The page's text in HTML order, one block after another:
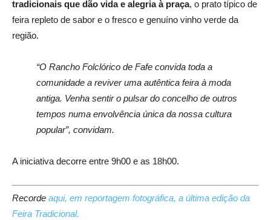
tradicionais que dão vida e alegria à praça, o prato típico de
feira repleto de sabor e o fresco e genuíno vinho verde da
região.
“O Rancho Folclórico de Fafe convida toda a
comunidade a reviver uma autêntica feira à moda
antiga. Venha sentir o pulsar do concelho de outros
tempos numa envolvência única da nossa cultura
popular”, convidam.
A iniciativa decorre entre 9h00 e as 18h00.
Recorde aqui, em reportagem fotográfica, a última edição da
Feira Tradicional.